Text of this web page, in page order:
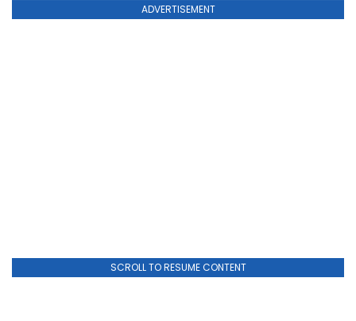
ADVERTISEMENT
SCROLL TO RESUME CONTENT